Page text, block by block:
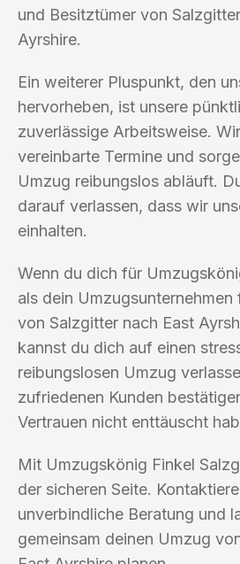
und Besitztümer von
Ayrshire.
Ein weiterer Pluspunkt, den
hervorheben, ist unsere
zuverlässige Arbeitsweise.
vereinbarte Termine und
Umzug reibungslos abläuft.
darauf verlassen, dass wir
einhalten.
Wenn du dich für
als dein
von Salzgitter nach East
kannst du dich auf einen
reibungslosen Umzug
zufriedenen Kunden
Vertrauen nicht enttäuscht
Mit Umzugskönig Finkel
der sicheren Seite.
unverbindliche Beratung und
gemeinsam deinen Umzug